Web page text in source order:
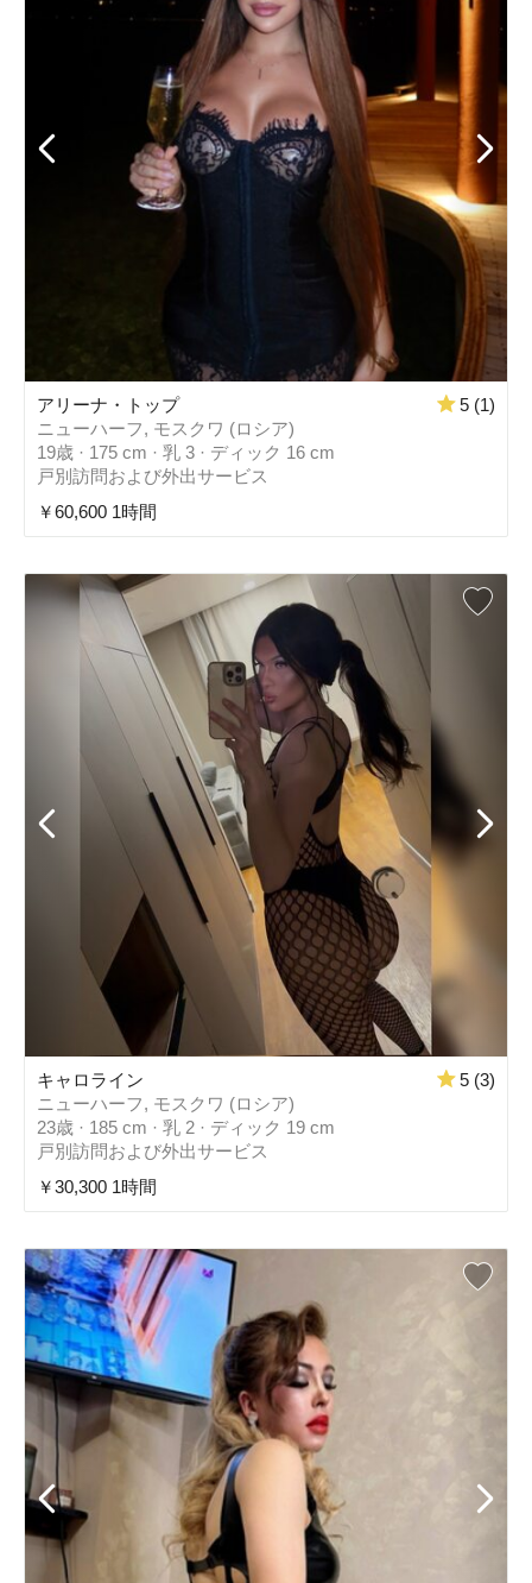
アリーナ・トップ
5 (1)
ニューハーフ, モスクワ (ロシア)
19歳 · 175 cm · 乳 3 · ディック 16 cm
戸別訪問および外出サービス
￥60,600 1時間
キャロライン
5 (3)
ニューハーフ, モスクワ (ロシア)
23歳 · 185 cm · 乳 2 · ディック 19 cm
戸別訪問および外出サービス
￥30,300 1時間